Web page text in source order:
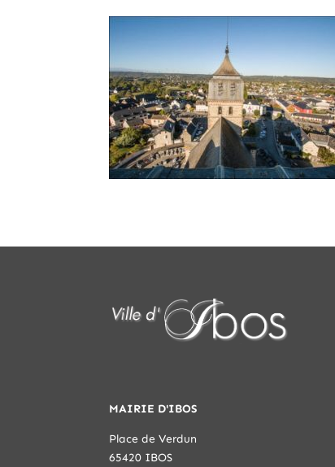
MAIRIE D'IBOS
Place de Verdun
65420 IBOS